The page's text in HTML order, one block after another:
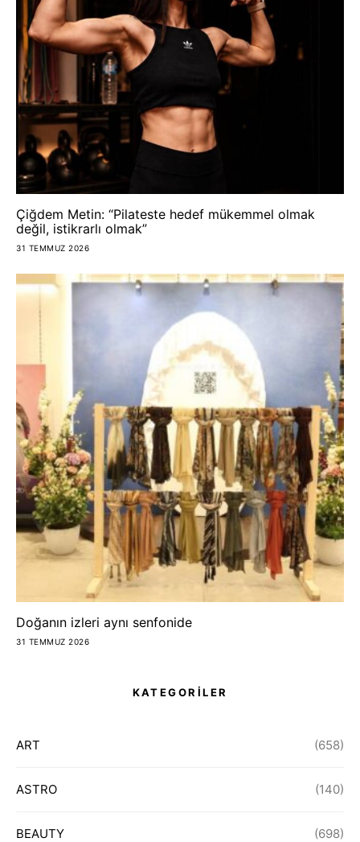
Çiğdem Metin: “Pilateste hedef mükemmel olmak
değil, istikrarlı olmak”
31 TEMMUZ 2026
Doğanın izleri aynı senfonide
31 TEMMUZ 2026
KATEGORİLER
ART (658)
ASTRO (140)
BEAUTY (698)